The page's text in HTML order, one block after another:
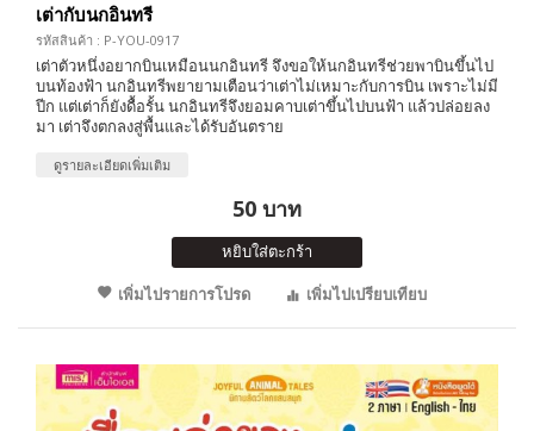
เต่ากับนกอินทรี
รหัสสินค้า : P-YOU-0917
เต่าตัวหนึ่งอยากบินเหมือนนกอินทรี จึงขอให้นกอินทรีช่วยพาบินขึ้นไป
บนท้องฟ้า นกอินทรีพยายามเตือนว่าเต่าไม่เหมาะกับการบิน เพราะไม่มี
ปีก แต่เต่าก็ยังดื้อรั้น นกอินทรีจึงยอมคาบเต่าขึ้นไปบนฟ้า แล้วปล่อยลง
มา เต่าจึงตกลงสู่พื้นและได้รับอันตราย
ดูรายละเอียดเพิ่มเติม
50 บาท
หยิบใส่ตะกร้า
เพิ่มไปรายการโปรด
เพิ่มไปเปรียบเทียบ